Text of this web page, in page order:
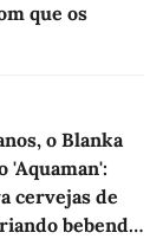
que os
o Blanka
'Aquaman':
cervejas de
bebendo